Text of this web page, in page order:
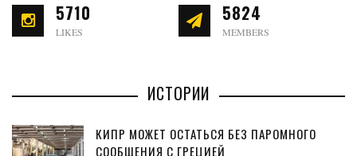
5710
LIKES
5824
MEMBERS
ИСТОРИИ
КИПР МОЖЕТ ОСТАТЬСЯ БЕЗ ПАРОМНОГО
СООБЩЕНИЯ С ГРЕЦИЕЙ